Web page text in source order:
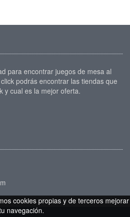
para encontrar juegos de mesa al
podrás encontrar las tiendas que
y cual es la mejor oferta.
cookies propias y de terceros mejorar
navegación.